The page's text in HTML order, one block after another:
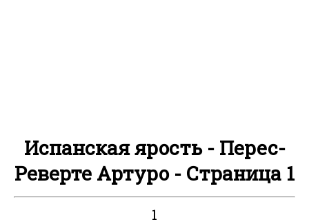
Испанская ярость - Перес-
Реверте Артуро - Страница 1
1